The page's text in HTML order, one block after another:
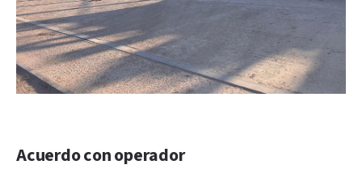
Acuerdo con operador